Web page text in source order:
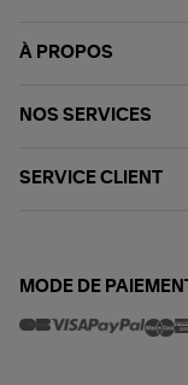
À PROPOS
NOS SERVICES
SERVICE CLIENT
MODE DE PAIEMENT